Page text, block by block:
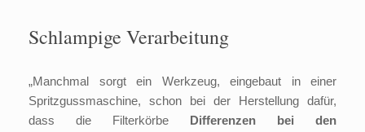
Schlampige Verarbeitung
„Manchmal sorgt ein Werkzeug, eingebaut in einer
Spritzgussmaschine, schon bei der Herstellung dafür,
dass die Filterkörbe Differenzen bei den